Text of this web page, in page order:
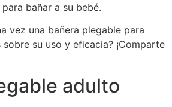
bañar a su bebé.
vez una bañera plegable para
sobre su uso y eficacia? ¡Comparte
adulto